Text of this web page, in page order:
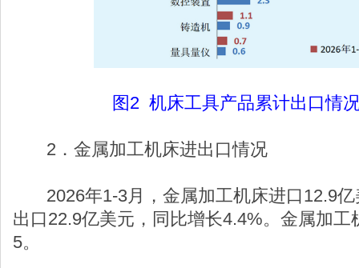
图2 机床工具产品累计出口情
2．金属加工机床进出口情况
2026年1-3月，金属加工机床进口12.9亿
出口22.9亿美元，同比增长4.4%。金属加
5。